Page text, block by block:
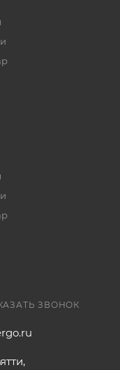
ЗВОНОК